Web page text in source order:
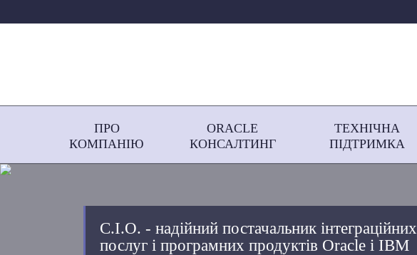
ПРО
КОМПАНІЮ
ORACLE
КОНСАЛТИНГ
ТЕХНІЧНА
ПІДТРИМКА
С.І.О. - надійний постачальник інтеграційних
послуг і програмних продуктів Oracle і IBM